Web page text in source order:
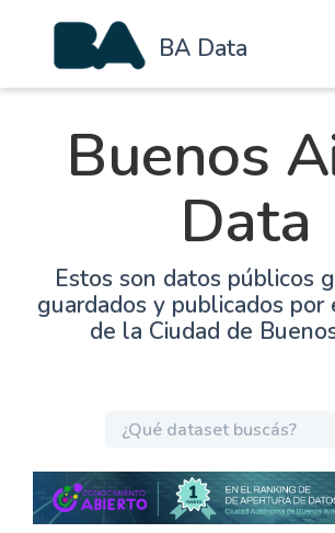
BA Data
Buenos
Data
Estos son datos públicos
guardados y publicados por
de la Ciudad de